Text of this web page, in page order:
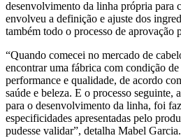
desenvolvimento da linha própria para
envolveu a definição e ajuste dos
também todo o processo de aprovação
“Quando comecei no mercado de
encontrar uma fábrica com condição
performance e qualidade, de acordo
saúde e beleza. E o processo seguinte,
para o desenvolvimento da linha, foi
especificidades apresentadas pelo
pudesse validar”, detalha Mabel Garcia.